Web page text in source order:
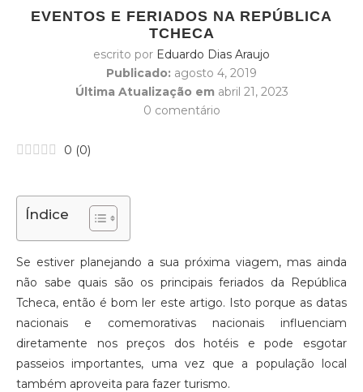
EVENTOS E FERIADOS NA REPÚBLICA
TCHECA
escrito por Eduardo Dias Araujo
Publicado: agosto 4, 2019
Última Atualização em abril 21, 2023
0 comentário
0 (0)
Índice
Se estiver planejando a sua próxima viagem, mas ainda
não sabe quais são os principais feriados da República
Tcheca, então é bom ler este artigo. Isto porque as datas
nacionais e comemorativas nacionais influenciam
diretamente nos preços dos hotéis e pode esgotar
passeios importantes, uma vez que a população local
também aproveita para fazer turismo.